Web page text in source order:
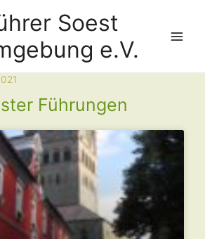
Soest
e.V.
Führungen